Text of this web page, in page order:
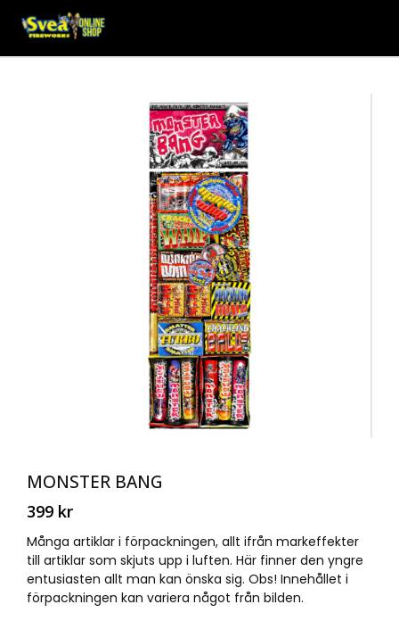
MONSTER BANG
399 kr
Många artiklar i förpackningen, allt ifrån markeffekter
till artiklar som skjuts upp i luften. Här finner den yngre
entusiasten allt man kan önska sig. Obs! Innehållet i
förpackningen kan variera något från bilden.